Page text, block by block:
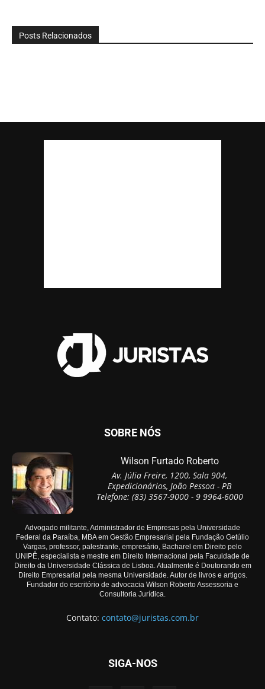
Posts Relacionados
SOBRE NÓS
Wilson Furtado Roberto
Av. Júlia Freire, 1200, Sala 904,
Expedicionários, João Pessoa - PB
Telefone: (83) 3567-9000 - 9 9964-6000
Advogado militante, Administrador de Empresas pela Universidade
Federal da Paraíba, MBA em Gestão Empresarial pela Fundação Getúlio
Vargas, professor, palestrante, empresário, Bacharel em Direito pelo
UNIPÊ, especialista e mestre em Direito Internacional pela Faculdade de
Direito da Universidade Clássica de Lisboa. Atualmente é Doutorando em
Direito Empresarial pela mesma Universidade. Autor de livros e artigos.
Fundador do escritório de advocacia Wilson Roberto Assessoria e
Consultoria Jurídica.
Contato: contato@juristas.com.br
SIGA-NOS